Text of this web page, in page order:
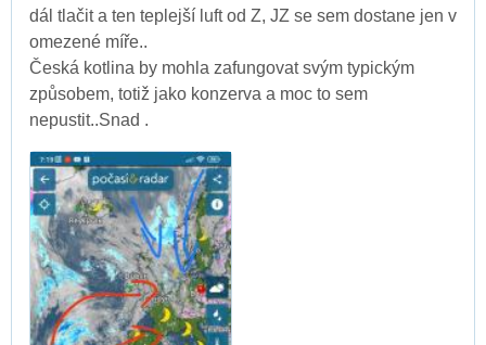
dál tlačit a ten teplejší luft od Z, JZ se sem dostane jen v
omezené míře..
Česká kotlina by mohla zafungovat svým typickým
způsobem, totiž jako konzerva a moc to sem
nepustit..Snad .